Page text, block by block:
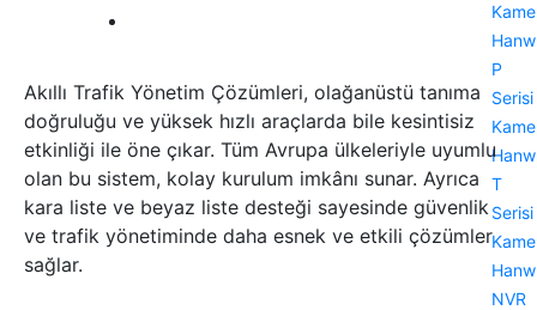
P
Serisi
T
Serisi
NVR
Akıllı Trafik Yönetim Çözümleri, olağanüstü tanıma
doğruluğu ve yüksek hızlı araçlarda bile kesintisiz
etkinliği ile öne çıkar. Tüm Avrupa ülkeleriyle uyumlu
olan bu sistem, kolay kurulum imkânı sunar. Ayrıca
kara liste ve beyaz liste desteği sayesinde güvenlik
ve trafik yönetiminde daha esnek ve etkili çözümler
sağlar.